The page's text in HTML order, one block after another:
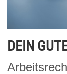
DEIN